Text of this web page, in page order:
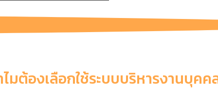
มต้องเลือกใช้ระบบบริหารงานบุคค